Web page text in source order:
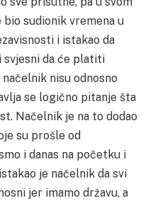
sudionik vremena u
i istakao da
svjesni da će platiti
nisu odnosno
se logično pitanje šta
Načelnik je na to dodao
su prošle od
i danas na početku i
je načelnik da svi
jer imamo državu, a